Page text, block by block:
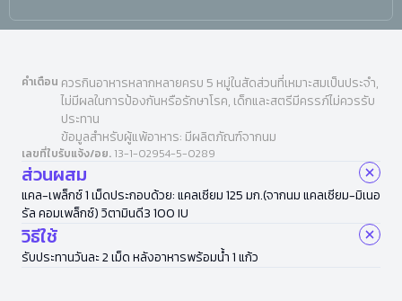
คำเตือน ควรกินอาหารหลากหลายครบ 5 หมู่ในสัดส่วนที่เหมาะสมเป็นประจำ,
ไม่มีผลในการป้องกันหรือรักษาโรค, เด็กและสตรีมีครรภ์ไม่ควรรับ
ประทาน
ข้อมูลสำหรับผู้แพ้อาหาร: มีผลิตภัณฑ์จากนม
เลขที่ใบรับแจ้ง/อย. 13-1-02954-5-0289
ส่วนผสม
แคล-เพล็กซ์ 1 เม็ดประกอบด้วย: แคลเซียม 125 มก.(จากนม แคลเซียม-มิเนอ
รัล คอมเพล็กซ์) วิตามินดี3 100 IU
วิธีใช้
รับประทานวันละ 2 เม็ด หลังอาหารพร้อมน้ำ 1 แก้ว